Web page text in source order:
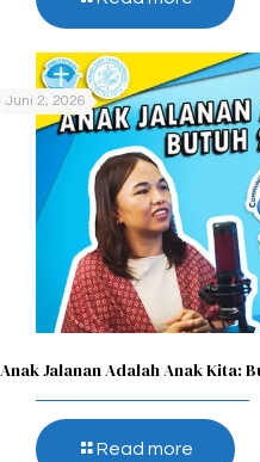
Juni 2, 2026
Anak Jalanan Adalah Anak Kita:
Read more